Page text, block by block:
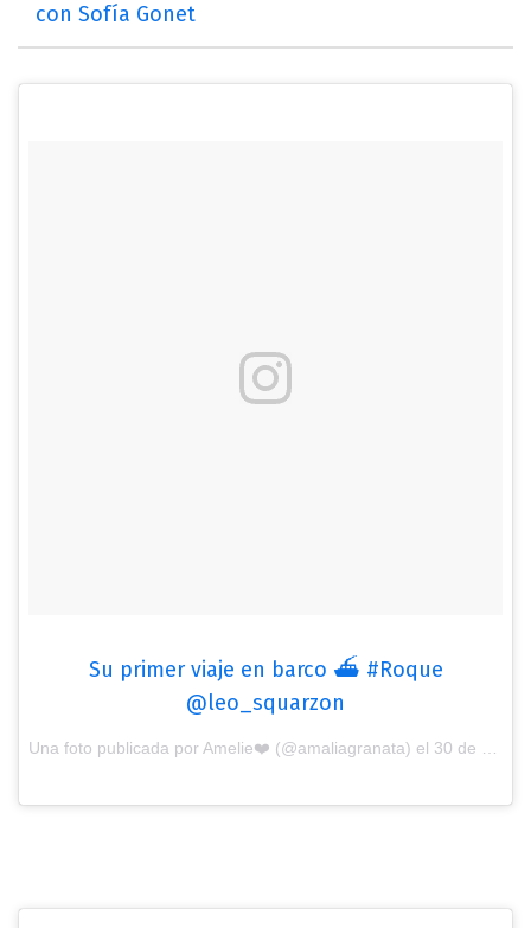
con Sofía Gonet
Su primer viaje en barco ⛴ #Roque
@leo_squarzon
Una foto publicada por Amelie❤️ (@amaliagranata) el 30 de Dic de 2016 a la(s) 12:34 PST